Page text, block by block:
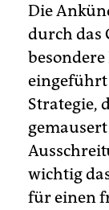
Die
durch das
eingeführt
Strategie,
wichtig
für einen